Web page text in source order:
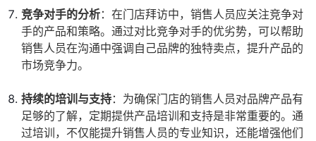
竞争对手的分析：在门店拜访中，销售人员应关注竞争对
手的产品和策略。通过对比竞争对手的优劣势，可以帮助
销售人员在沟通中强调自己品牌的独特卖点，提升产品的
市场竞争力。
持续的培训与支持：为确保门店的销售人员对品牌产品有
足够的了解，定期提供产品培训和支持是非常重要的。通
过培训，不仅能提升销售人员的专业知识，还能增强他们